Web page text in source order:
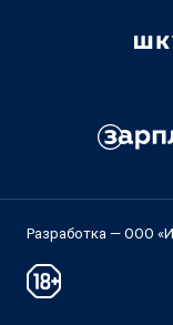
Разработка — ООО